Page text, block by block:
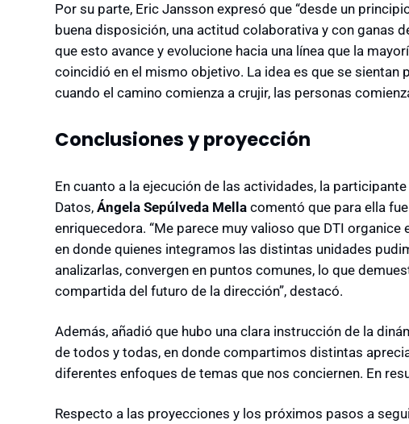
Por su parte, Eric Jansson expresó que “desde un
buena disposición, una actitud colaborativa y con ganas
que esto avance y evolucione hacia una línea que la
coincidió en el mismo objetivo. La idea es que se sientan
cuando el camino comienza a crujir, las personas
Conclusiones y proyección
En cuanto a la ejecución de las actividades, la
Datos, Ángela Sepúlveda Mella comentó que para ella
enriquecedora. “Me parece muy valioso que DTI
en donde quienes integramos las distintas unidades
analizarlas, convergen en puntos comunes, lo que
compartida del futuro de la dirección”, destacó.
Además, añadió que hubo una clara instrucción de la
de todos y todas, en donde compartimos distintas
diferentes enfoques de temas que nos conciernen. En
Respecto a las proyecciones y los próximos pasos a